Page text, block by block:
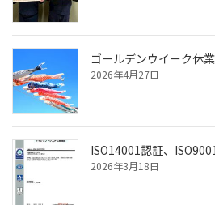
ゴールデンウイーク休
2026年4月27日
ISO14001認証、
2026年3月18日